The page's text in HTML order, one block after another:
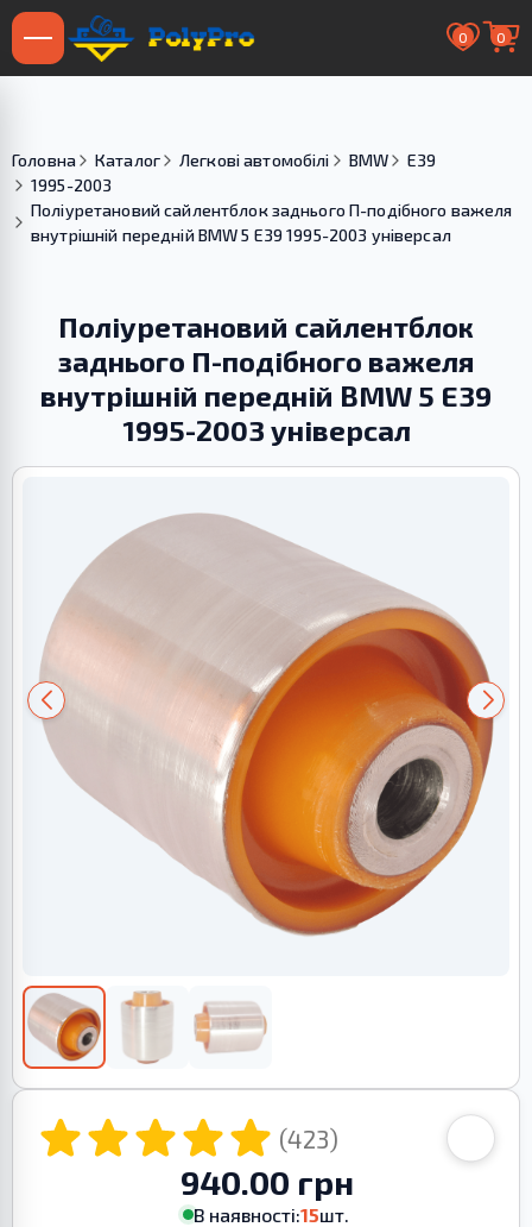
0 0
Головна Каталог Легкові автомобілі BMW
E39
1995-2003
Поліуретановий сайлентблок заднього П-подібного важеля
внутрішній передній BMW 5 E39 1995-2003 універсал
Поліуретановий сайлентблок
заднього П-подібного важеля
внутрішній передній BMW 5 E39
1995-2003 універсал
(423)
940.00 грн
В наявності:15шт.